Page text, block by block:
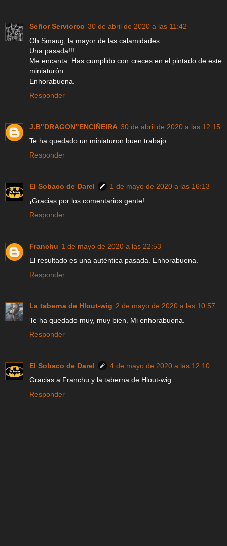
Señor Serviorco 30 de abril de 2020 a las 11:42
Oh Smaug, la mayor de las calamidades...
Una pasada!!!
Me encanta. Has cumplido con creces en el pintado de este
miniaturón.
Enhorabuena.
Responder
J.B"DRAGON"ENCIÑEIRA 30 de abril de 2020 a las 12:15
Te ha quedado un miniaturon.buen trabajo
Responder
El Sobaco de Darel
1 de mayo de 2020 a las 16:13
¡Gracias por los comentarios gente!
Responder
Franchu 1 de mayo de 2020 a las 22:53
El resultado es una auténtica pasada. Enhorabuena.
Responder
La taberna de Hlout-wig 2 de mayo de 2020 a las 10:57
Te ha quedado muy, muy bien. Mi enhorabuena.
Responder
El Sobaco de Darel
4 de mayo de 2020 a las 12:10
Gracias a Franchu y la taberna de Hlout-wig
Responder